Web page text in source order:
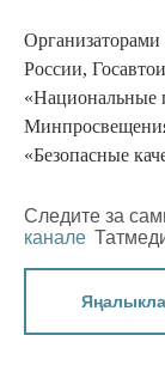
России,
«Национальные
«Безопасные
Следите за
канале